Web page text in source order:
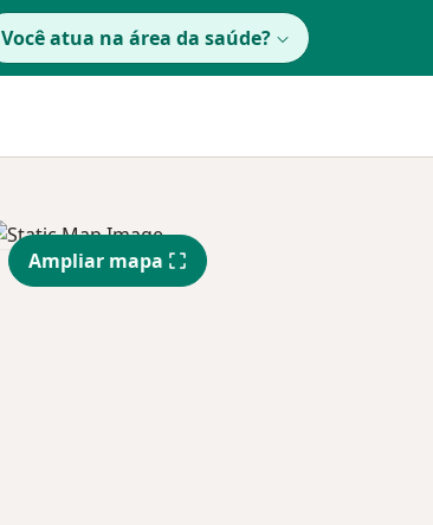
Você atua na área da saúde?
Ampliar mapa